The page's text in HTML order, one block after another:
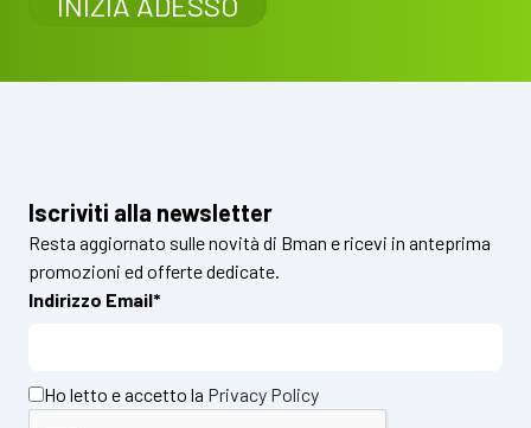
Iscriviti alla newsletter
Resta aggiornato sulle novità di Bman e ricevi in anteprima
promozioni ed offerte dedicate.
Indirizzo Email*
Ho letto e accetto la Privacy Policy